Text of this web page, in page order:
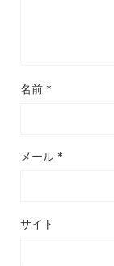
名前 *
メール *
サイト